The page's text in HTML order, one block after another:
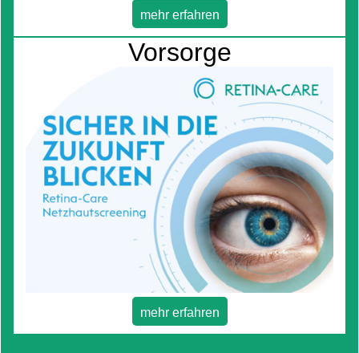
mehr erfahren
Vorsorge
mehr erfahren